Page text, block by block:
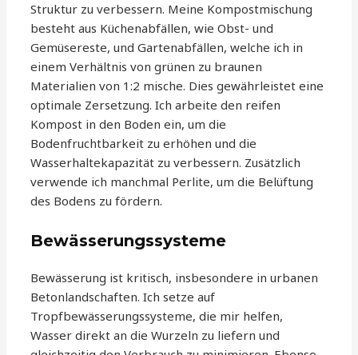
Struktur zu verbessern. Meine Kompostmischung
besteht aus Küchenabfällen, wie Obst- und
Gemüsereste, und Gartenabfällen, welche ich in
einem Verhältnis von grünen zu braunen
Materialien von 1:2 mische. Dies gewährleistet eine
optimale Zersetzung. Ich arbeite den reifen
Kompost in den Boden ein, um die
Bodenfruchtbarkeit zu erhöhen und die
Wasserhaltekapazität zu verbessern. Zusätzlich
verwende ich manchmal Perlite, um die Belüftung
des Bodens zu fördern.
Bewässerungssysteme
Bewässerung ist kritisch, insbesondere in urbanen
Betonlandschaften. Ich setze auf
Tropfbewässerungssysteme, die mir helfen,
Wasser direkt an die Wurzeln zu liefern und